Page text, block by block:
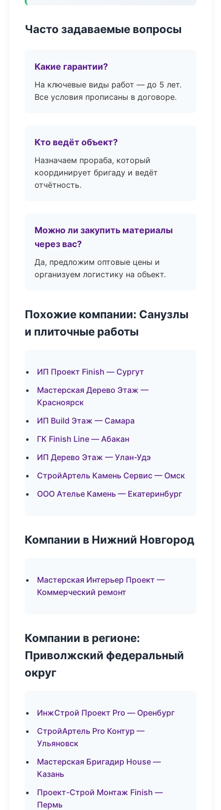
Часто задаваемые вопросы
Какие гарантии?
На ключевые виды работ — до 5 лет.
Все условия прописаны в договоре.
Кто ведёт объект?
Назначаем прораба, который
координирует бригаду и ведёт
отчётность.
Можно ли закупить материалы
через вас?
Да, предложим оптовые цены и
организуем логистику на объект.
Похожие компании: Санузлы
и плиточные работы
ИП Проект Finish — Сургут
Мастерская Дерево Этаж —
Красноярск
ИП Build Этаж — Самара
ГК Finish Line — Абакан
ИП Дерево Этаж — Улан-Удэ
СтройАртель Камень Сервис — Омск
ООО Ателье Камень — Екатеринбург
Компании в Нижний Новгород
Мастерская Интерьер Проект —
Коммерческий ремонт
Компании в регионе:
Приволжский федеральный
округ
ИнжСтрой Проект Pro — Оренбург
СтройАртель Pro Контур —
Ульяновск
Мастерская Бригадир House —
Казань
Проект-Строй Монтаж Finish —
Пермь